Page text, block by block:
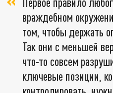
враждебном
том, чтобы держать
Так они с меньшей
что-то совсем
ключевые позиции,